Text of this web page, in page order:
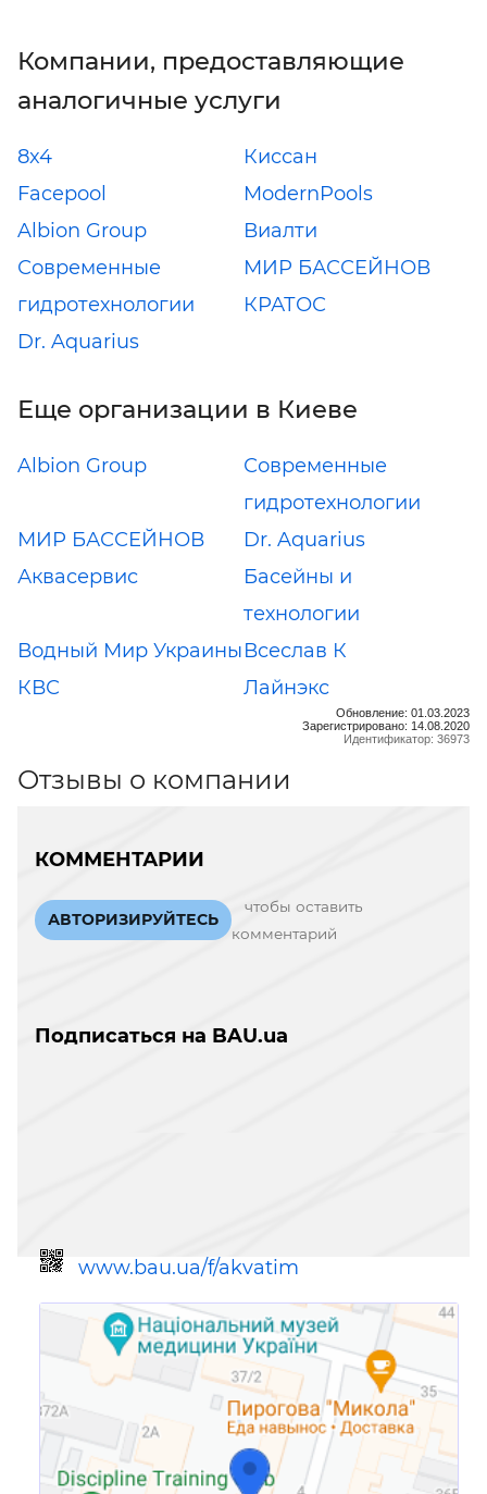
Компании, предоставляющие
аналогичные услуги
8x4
Киссан
Facepool
ModernPools
Albion Group
Виалти
Современные
гидротехнологии
МИР БАССЕЙНОВ
КРАТОС
Dr. Aquarius
Еще организации в Киеве
Albion Group
Современные
гидротехнологии
МИР БАССЕЙНОВ
Dr. Aquarius
Аквасервис
Басейны и
технологии
Водный Мир УкраиныВсеслав К
КВС
Лайнэкс
Обновление: 01.03.2023
Зарегистрировано: 14.08.2020
Идентификатор: 36973
Отзывы о компании
КОММЕНТАРИИ
АВТОРИЗИРУЙТЕСЬ
чтобы оставить
комментарий
Подписаться на BAU.ua
www.bau.ua/f/akvatim
Ссылка для мобильных устройств